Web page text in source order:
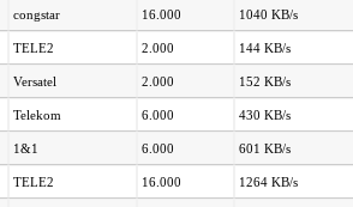
congstar 16.000 1040 KB/s
TELE2 2.000 144 KB/s
Versatel 2.000 152 KB/s
Telekom 6.000 430 KB/s
1&1 6.000 601 KB/s
TELE2 16.000 1264 KB/s